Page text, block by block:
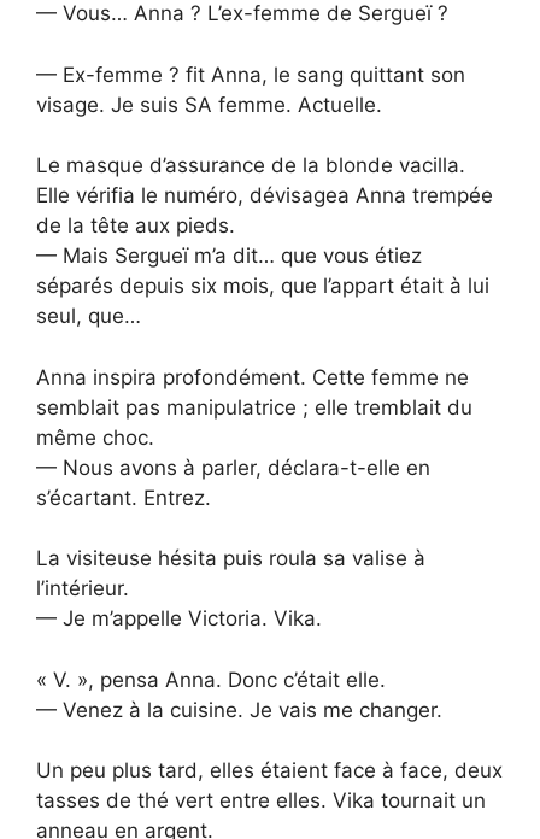
— Vous… Anna ? L’ex-femme de Sergueï ?
— Ex-femme ? fit Anna, le sang quittant son
visage. Je suis SA femme. Actuelle.
Le masque d’assurance de la blonde vacilla.
Elle vérifia le numéro, dévisagea Anna trempée
de la tête aux pieds.
— Mais Sergueï m’a dit… que vous étiez
séparés depuis six mois, que l’appart était à lui
seul, que…
Anna inspira profondément. Cette femme ne
semblait pas manipulatrice ; elle tremblait du
même choc.
— Nous avons à parler, déclara-t-elle en
s’écartant. Entrez.
La visiteuse hésita puis roula sa valise à
l’intérieur.
— Je m’appelle Victoria. Vika.
« V. », pensa Anna. Donc c’était elle.
— Venez à la cuisine. Je vais me changer.
Un peu plus tard, elles étaient face à face, deux
tasses de thé vert entre elles. Vika tournait un
anneau en argent.